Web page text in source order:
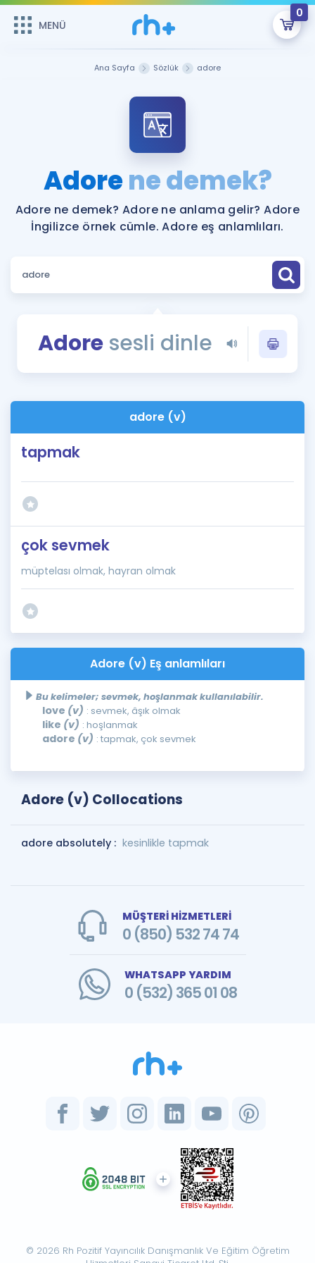
MENÜ
0
ÜYE DEĞİLİM
Sepetin Şu An Boş.
Remzi Hoca ile seni sınava hazırlayacak onlarca eğitim seni
bekliyor!
MENÜ
Faydalı Araçlar
Sözlük
Blog
İngilizce Gramer
Ana Sayfa Sözlük adore
Adorene demek?
Adore ne demek? Adore ne anlama gelir? Adore
İngilizce örnek cümle. Adore eş anlamlıları.
Adore sesli dinle
adore (v)
tapmak
çok sevmek
müptelası olmak, hayran olmak
Adore (v) Eş anlamlıları
Bu kelimeler; sevmek, hoşlanmak kullanılabilir.
love (v) : sevmek, âşık olmak
like (v) : hoşlanmak
adore (v) : tapmak, çok sevmek
Adore (v) Collocations
adore absolutely : kesinlikle tapmak
MÜŞTERİ HİZMETLERİ
0 (850) 532 74 74
WHATSAPP YARDIM
0 (532) 365 01 08
© 2026 Rh Pozitif Yayıncılık Danışmanlık Ve Eğitim Öğretim